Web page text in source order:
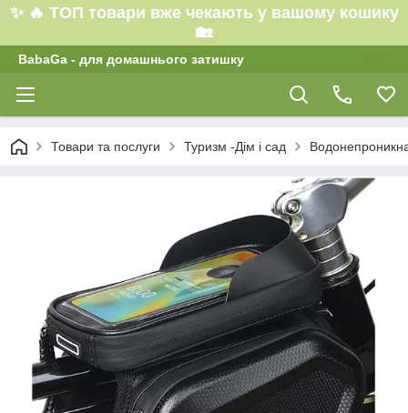
✨ 🔥 ТОП товари вже чекають у вашому кошику
🏡
BabaGa - для домашнього затишку
Товари та послуги Туризм -Дім і сад